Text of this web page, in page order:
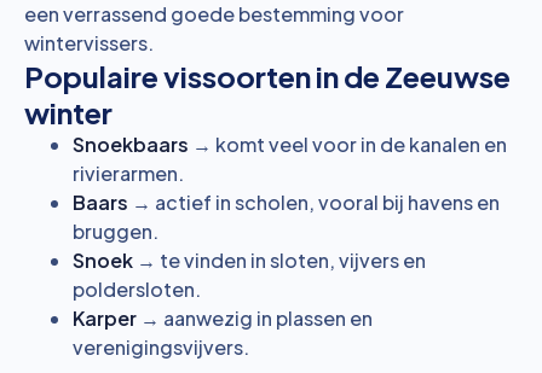
een verrassend goede bestemming voor
wintervissers.
Populaire vissoorten in de Zeeuwse
winter
Snoekbaars → komt veel voor in de kanalen en
rivierarmen.
Baars → actief in scholen, vooral bij havens en
bruggen.
Snoek → te vinden in sloten, vijvers en
poldersloten.
Karper → aanwezig in plassen en
verenigingsvijvers.